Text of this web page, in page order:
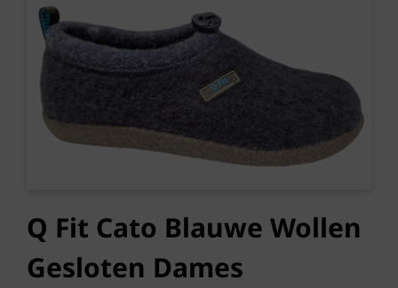
Q Fit Cato Blauwe Wollen
Gesloten Dames